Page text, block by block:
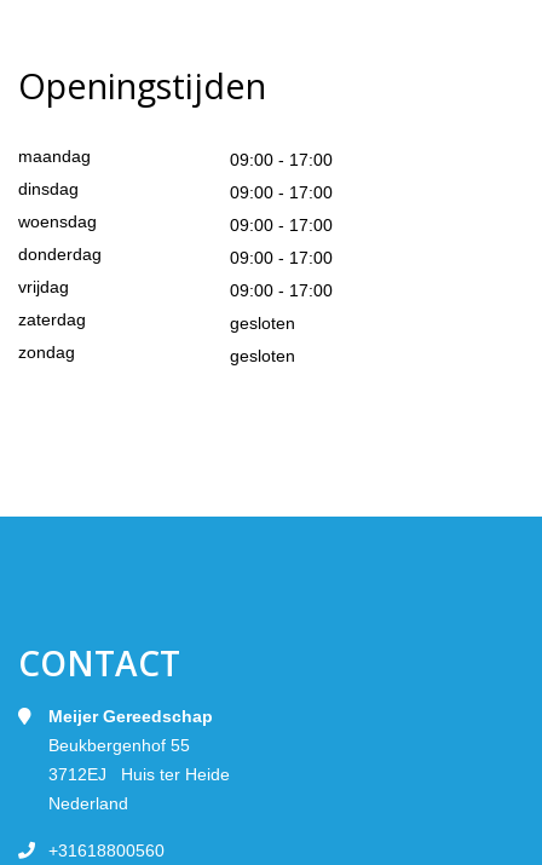
Openingstijden
maandag
09:00 - 17:00
dinsdag
09:00 - 17:00
woensdag
09:00 - 17:00
donderdag
09:00 - 17:00
vrijdag
09:00 - 17:00
zaterdag
gesloten
zondag
gesloten
CONTACT
Meijer Gereedschap
Beukbergenhof 55
3712EJ Huis ter Heide
Nederland
+31618800560